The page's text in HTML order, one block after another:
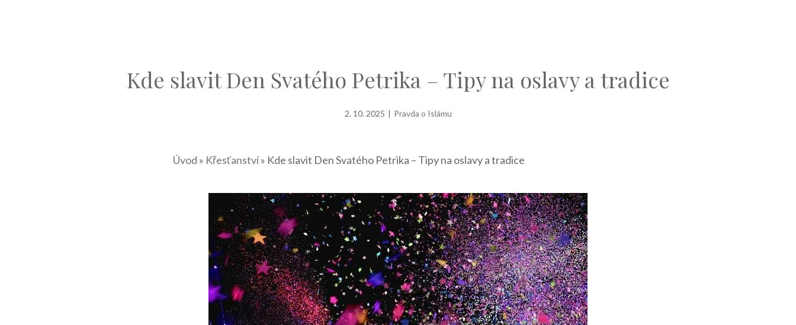
Kde slavit Den Svatého Petrika – Tipy na oslavy a tradice
2. 10. 2025 | Pravda o Islámu
Úvod » Křesťanství» Kde slavit Den Svatého Petrika – Tipy na oslavy a tradice